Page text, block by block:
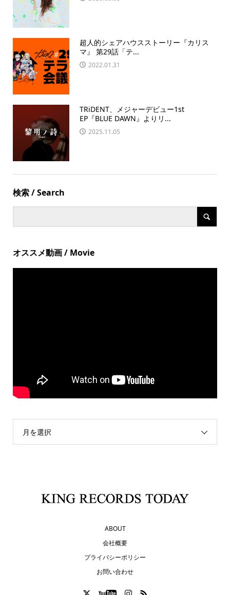
超人的シェアハウスストーリー『カリス
マ』 第29話「テ...
2022.01.31
TRiDENT、メジャーデビュー1st
EP『BLUE DAWN』よりリ...
2025.11.05
検索 / Search
オススメ動画 / Movie
月を選択
ABOUT
会社概要
プライバシーポリシー
お問い合わせ